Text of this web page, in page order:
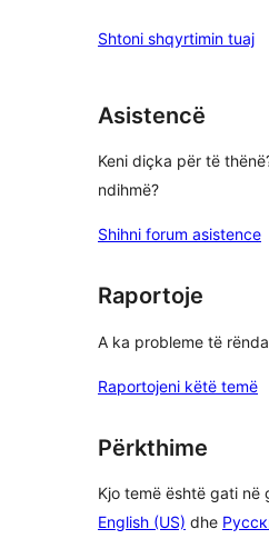
Shtoni shqyrtimin tuaj
Asistencë
Keni diçka për të
ndihmë?
Shihni forum asistence
Raportoje
A ka probleme të
Raportojeni këtë temë
Përkthime
Kjo temë është gati në
English (US) dhe